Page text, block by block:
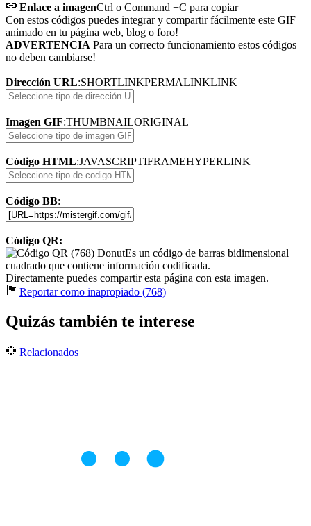
Enlace a imagenCtrl o Command +C para copiar
Con estos códigos puedes integrar y compartir fácilmente este GIF
animado en tu página web, blog o foro!
ADVERTENCIA Para un correcto funcionamiento estos códigos
no deben cambiarse!
Dirección URL:SHORTLINKPERMALINKLINK
Imagen GIF:THUMBNAILORIGINAL
Código HTML:JAVASCRIPTIFRAMEHYPERLINK
Código BB:
Código QR:
Es un código de barras bidimensional
cuadrado que contiene información codificada.
Directamente puedes compartir esta página con esta imagen.
Reportar como inapropiado (768)
Quizás también te interese
Relacionados